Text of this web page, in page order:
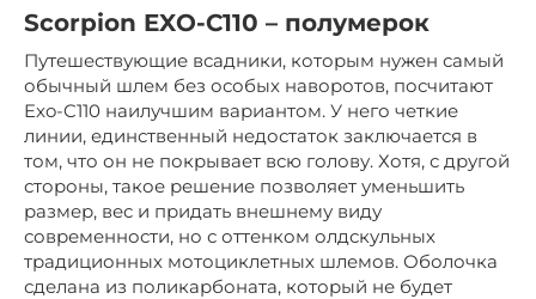
Scorpion EXO-C110 – полумерок
Путешествующие всадники, которым нужен самый
обычный шлем без особых наворотов, посчитают
Exo-C110 наилучшим вариантом. У него четкие
линии, единственный недостаток заключается в
том, что он не покрывает всю голову. Хотя, с другой
стороны, такое решение позволяет уменьшить
размер, вес и придать внешнему виду
современности, но с оттенком олдскульных
традиционных мотоциклетных шлемов. Оболочка
сделана из поликарбоната, который не будет